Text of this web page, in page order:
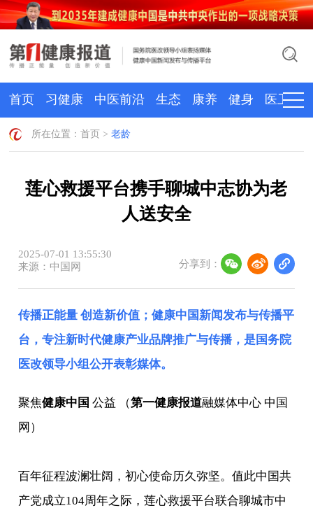
首页 习健康 中医前沿 生态 康养 健身 医卫
所在位置：首页 >老龄
莲心救援平台携手聊城中志协为老
人送安全
2025-07-01 13:55:30
来源：中国网
分享到：
传播正能量 创造新价值；健康中国新闻发布与传播平
台，专注新时代健康产业品牌推广与传播，是国务院
医改领导小组公开表彰媒体。
聚焦健康中国 公益 （第一健康报道融媒体中心 中国
网）
百年征程波澜壮阔，初心使命历久弥坚。值此中国共
产党成立104周年之际，莲心救援平台联合聊城市中